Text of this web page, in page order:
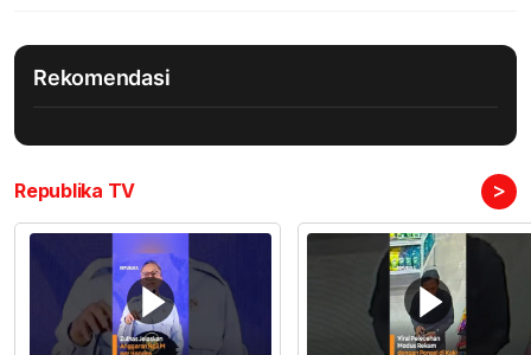
Rekomendasi
Republika TV >